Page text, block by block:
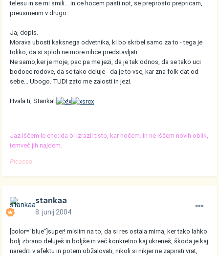
telesu in se mi smili... in ce hocem pasti not, se preprosto prepricam,
preusmerim v drugo.
Ja, dopis.
Morava ubosti kaksnega odvetnika, ki bo skrbel samo za to - tega je
toliko, da si sploh ne more nihce predstavljati.
Ne samo,ker je moje, pac pa me jezi, da je tak odnos, da se tako uci
bodoce rodove, da se tako deluje - da je to vse, kar zna folk dat od
sebe... Ubogo. TUDI zato me zalosti in jezi.
Hvala ti, Stanka!
Jaz iščem le eno; da bi izrazil tisto, kar hočem. In ne iščem novih oblik,
temveč jih najdem.
Picasso
stankaa
8. junij 2004
[color="blue"]super! mislim na to, da si res ostala mirna, ker tako lahko
bolj zbrano deluješ in boljše in več konkretno kaj ukreneš, škoda je kaj
narediti v afektu in potem obžalovati, nikoli si nikjer ne zapirati vrat,